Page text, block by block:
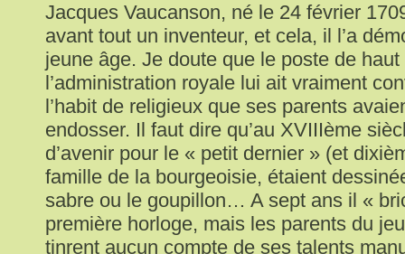
Jacques Vaucanson, né le 24 février
avant tout un inventeur, et cela, il l’a
jeune âge. Je doute que le poste de
l’administration royale lui ait vraiment
l’habit de religieux que ses parents
endosser. Il faut dire qu’au XVIIIème
d’avenir pour le « petit dernier » (et
famille de la bourgeoisie, étaient
sabre ou le goupillon… A sept ans il «
première horloge, mais les parents du
tinrent aucun compte de ses talents